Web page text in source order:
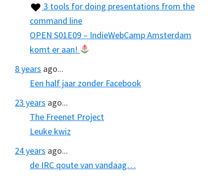
3 tools for doing presentations from the
command line
OPEN S01E09 – IndieWebCamp Amsterdam
komt er aan!
8 years ago...
Een half jaar zonder Facebook
23 years ago...
The Freenet Project
Leuke kwiz
24 years ago...
de IRC qoute van vandaag…